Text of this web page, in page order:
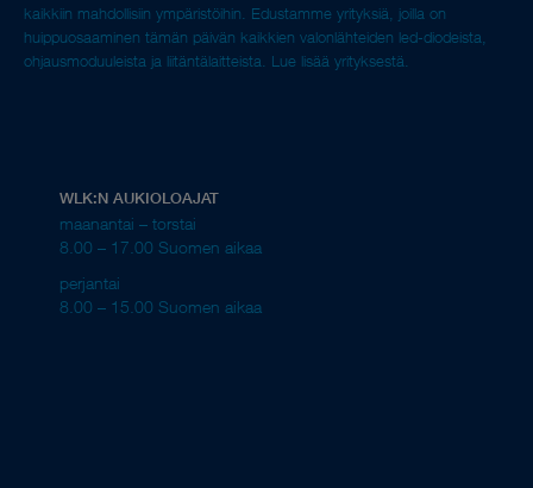
kaikkiin mahdollisiin ympäristöihin. Edustamme yrityksiä, joilla on
huippuosaaminen tämän päivän kaikkien valonlähteiden led-diodeista,
ohjausmoduuleista ja liitäntälaitteista. Lue lisää yrityksestä.
WLK:N AUKIOLOAJAT
maanantai – torstai
8.00 – 17.00 Suomen aikaa
perjantai
8.00 – 15.00 Suomen aikaa